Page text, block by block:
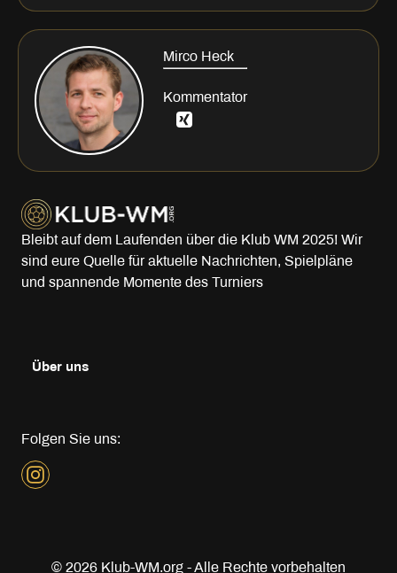
Mirco Heck
Kommentator
Bleibt auf dem Laufenden über die Klub WM 2025! Wir
sind eure Quelle für aktuelle Nachrichten, Spielpläne
und spannende Momente des Turniers
Über uns
Folgen Sie uns:
© 2026 Klub-WM.org - Alle Rechte vorbehalten